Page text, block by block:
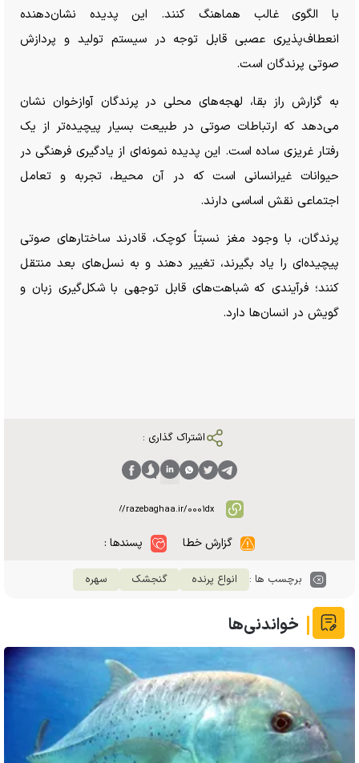
با الگوی غالب هماهنگ کنند. این پدیده نشان‌دهنده
انعطاف‌پذیری عصبی قابل توجه در سیستم تولید و پردازش
صوتی پرندگان است.
به گزارش راز بقا، لهجه‌های محلی در پرندگان آوازخوان نشان
می‌دهد که ارتباطات صوتی در طبیعت بسیار پیچیده‌تر از یک
رفتار غریزی ساده است. این پدیده نمونه‌ای از یادگیری فرهنگی در
حیوانات غیرانسانی است که در آن محیط، تجربه و تعامل
اجتماعی نقش اساسی دارند.
پرندگان، با وجود مغز نسبتاً کوچک، قادرند ساختار‌های صوتی
پیچیده‌ای را یاد بگیرند، تغییر دهند و به نسل‌های بعد منتقل
کنند؛ فرآیندی که شباهت‌های قابل توجهی با شکل‌گیری زبان و
گویش در انسان‌ها دارد.
اشتراک گذاری :
گزارش خطا پسندها :
برچسب ها : انواع پرنده گنجشک سهره
خواندنی‌ها